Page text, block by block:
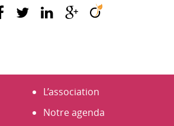
L’association
Notre agenda